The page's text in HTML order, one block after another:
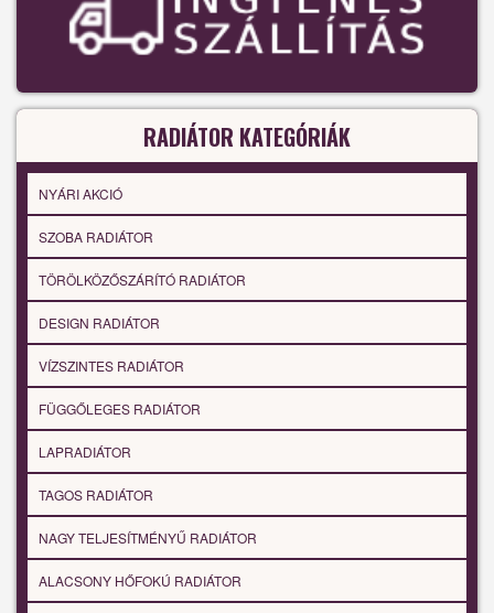
RADIÁTOR KATEGÓRIÁK
NYÁRI AKCIÓ
SZOBA RADIÁTOR
TÖRÖLKÖZŐSZÁRÍTÓ RADIÁTOR
DESIGN RADIÁTOR
VÍZSZINTES RADIÁTOR
FÜGGŐLEGES RADIÁTOR
LAPRADIÁTOR
TAGOS RADIÁTOR
NAGY TELJESÍTMÉNYŰ RADIÁTOR
ALACSONY HŐFOKÚ RADIÁTOR